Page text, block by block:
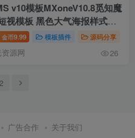
v10模板MXoneV10.8觅知魔
视模板 黑色大气海报样式主
金币9.99 模板插件 源码分享
源网 26
2
广告合作 关于我们